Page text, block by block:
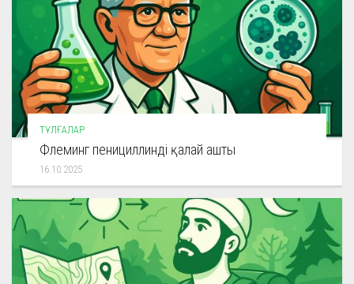
ТҰЛҒАЛАР
Флеминг пенициллинді қалай ашты
16.10.2025